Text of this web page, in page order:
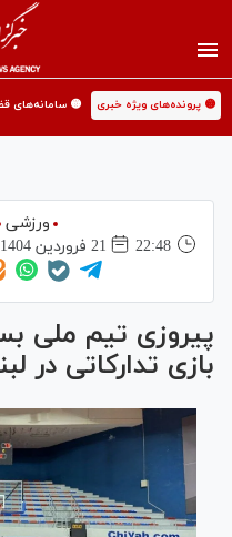
🟡 پرونده‌های ویژه خبری 🟡 سامانه‌های
ورزشی
22:48
21 فروردين 1404
پیروزی تیم ملی
بازی تدارکاتی در